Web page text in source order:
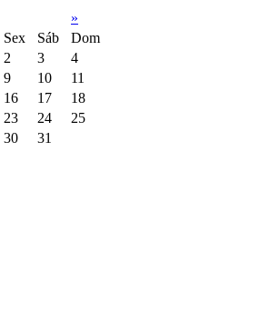
»
Sex Sáb
Dom
2 3
4
9 10
11
16 17
18
23 24
25
30 31